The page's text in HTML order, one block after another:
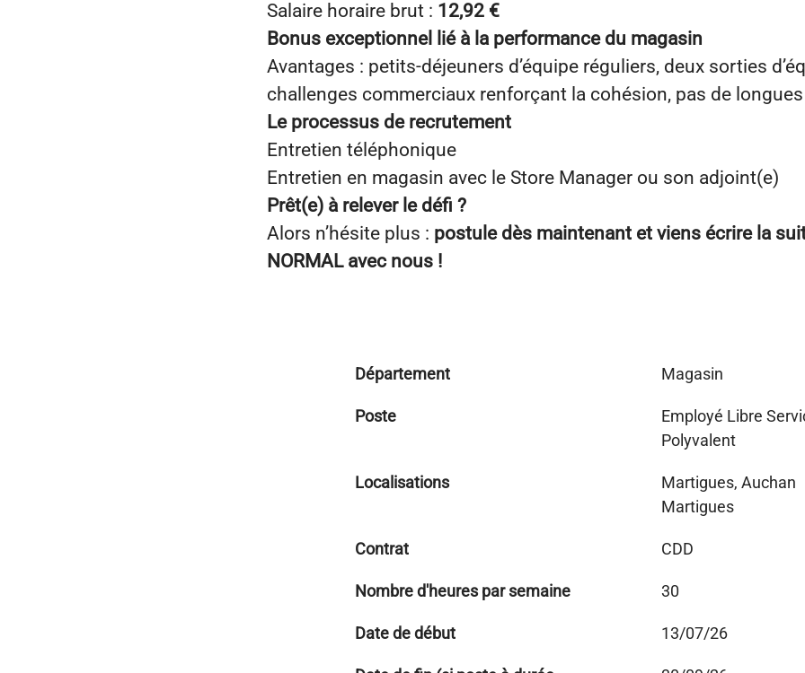
Salaire horaire brut : 12,92 €
Bonus exceptionnel lié à la performance du magasin
Avantages : petits-déjeuners d’équipe réguliers, deux sorties
challenges commerciaux renforçant la cohésion, pas de
Le processus de recrutement
Entretien téléphonique
Entretien en magasin avec le Store Manager ou son adjoint(e)
Prêt(e) à relever le défi ?
Alors n’hésite plus : postule dès maintenant et viens écrire la
NORMAL avec nous !
Département Magasin
Poste
Employé Libre
Polyvalent
Localisations
Martigues, Auchan
Martigues
Contrat CDD
Nombre d'heures par semaine 30
Date de début 13/07/26